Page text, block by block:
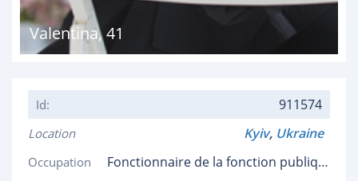
Valentina,41
Id: 911574
Location Kyiv, Ukraine
Occupation Fonctionnaire de la fonction publique